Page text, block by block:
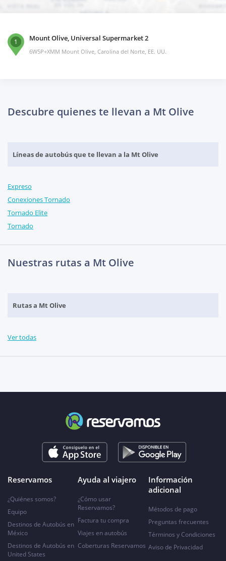
1 Mount Olive, Universal Supermarket 2
6W5P+XMM Mount Olive, Carolina del Norte, EE. UU.
Descubre quienes te llevan a Mt Olive
Líneas de autobús que te llevan a la Mt Olive
Expreso
Conexiones Tornado
Tornado Elite
Tornado
Nuestras rutas a Mt Olive
Rutas a Mt Olive
Ver todas
Reservamos
¿Quiénes somos?
Equipo
Destinos de Autobús en
México
Destinos de Autobús en
United States
Ayuda al viajero
¿Cómo usar
Reservamos?
Factura tu compra
Viajes en autobús
Coberturas Reservamos
Información
adicional
Métodos de pago
Preguntas frecuentes
Términos y Condiciones
Aviso de Privacidad